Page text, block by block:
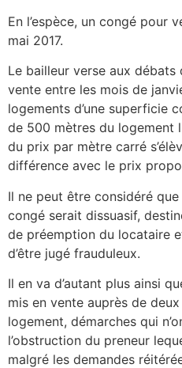
En l’espèce, un congé pour
mai 2017.
Le bailleur verse aux
vente entre les mois de
logements d’une superficie
de 500 mètres du logement
du prix par mètre carré
différence avec le prix
Il ne peut être considéré
congé serait dissuasif,
de préemption du locataire
d’être jugé frauduleux.
Il en va d’autant plus ainsi
mis en vente auprès de
logement, démarches qui
l’obstruction du preneur
malgré les demandes